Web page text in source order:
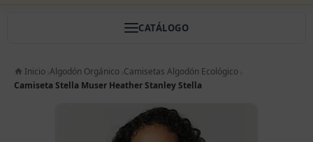
CATÁLOGO
Inicio Algodón Orgánico Camisetas Algodón Ecológico
Camiseta Stella Muser Heather Stanley Stella